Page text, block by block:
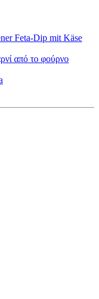
Feta-Dip mit Käse
από το φούρνο